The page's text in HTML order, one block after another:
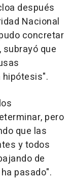
después
Nacional
concretar
subrayó que
pero
que las
y todos
de
pasado".